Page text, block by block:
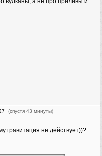
вулканы, а не про приливы и
(спустя 43 минуты)
гравитация не действует))?